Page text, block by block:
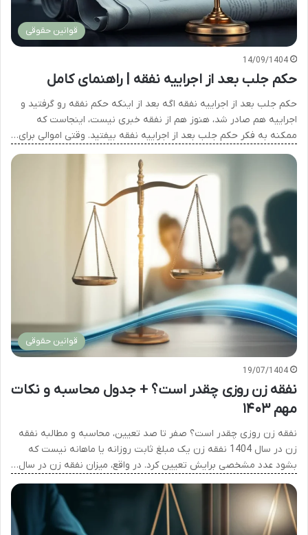
قوانین حقوقی
14/09/1404
حکم جلب بعد از اجراییه نفقه | راهنمای کامل
حکم جلب بعد از اجراییه نفقه اگه بعد از اینکه حکم نفقه رو گرفتید و
اجراییه هم صادر شد، هنوز هم از نفقه خبری نیست، اینجاست که
ممکنه به فکر حکم جلب بعد از اجراییه نفقه بیفتید. وقتی اموالی برای…
قوانین حقوقی
19/07/1404
نفقه زن روزی چقدر است؟ + جدول محاسبه و نکات
مهم ۱۴۰۳
نفقه زن روزی چقدر است؟ صفر تا صد تعیین، محاسبه و مطالبه نفقه
زن در سال 1404 نفقه زن یک مبلغ ثابت روزانه یا ماهانه نیست که
بشود عدد مشخصی برایش تعیین کرد. در واقع، میزان نفقه زن در سال…